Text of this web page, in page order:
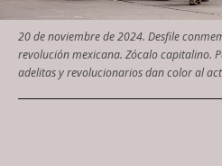
20 de noviembre de 2024. Desfile
revolución mexicana. Zócalo capitalino.
adelitas y revolucionarios dan color al